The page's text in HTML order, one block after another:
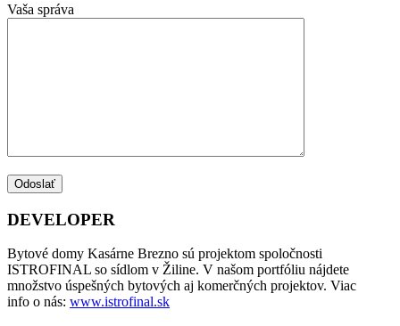
Vaša správa
DEVELOPER
Bytové domy Kasárne Brezno sú projektom spoločnosti
ISTROFINAL so sídlom v Žiline. V našom portfóliu nájdete
množstvo úspešných bytových aj komerčných projektov. Viac
info o nás: www.istrofinal.sk